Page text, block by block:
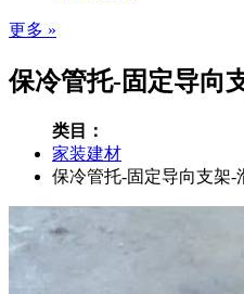
更多 »
保冷管托-固定导向
类目：
家装建材
保冷管托-固定导向支架-